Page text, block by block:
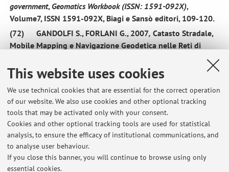
This website uses cookies
We use technical cookies that are essential for the correct operation
of our website. We also use cookies and other optional tracking
tools that may be activated only with your consent.
Cookies and other optional tracking tools are used for statistical
analysis, to ensure the efficacy of institutional communications, and
to analyse user behaviour.
If you close this banner, you will continue to browse using only
essential cookies.
government, Geomatics Workbook (ISSN: 1591-092X),
Volume7, ISSN 1591-092X, Biagi e Sansò editori, 109-120.
(72)
GANDOLFI S.,FORLANI G., 2007, Catasto Stradale,
Mobile Mapping e Navigazione Geodetica nelle Reti di
posizionamento satellitare per l'e-government,Geomatics
Biagi e Sansò editori, 167-186.
(73)BARBARELLA M.,GANDOLFI S., 2007, Utilizzo della
Smart Station Leica per il rilievo di punti non Stazionabili,
Atti 11a Conferenza Nazionale ASITA (ISBN978-88-903132-0-
2), Torino, 6-9 novembre 2007